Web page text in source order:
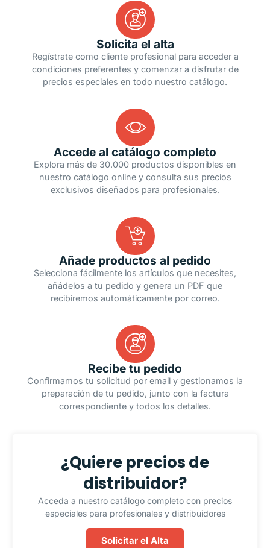
Solicita el alta
Regístrate como cliente profesional para acceder a
condiciones preferentes y comenzar a disfrutar de
precios especiales en todo nuestro catálogo.
Accede al catálogo completo
Explora más de 30.000 productos disponibles en
nuestro catálogo online y consulta sus precios
exclusivos diseñados para profesionales.
Añade productos al pedido
Selecciona fácilmente los artículos que necesites,
añádelos a tu pedido y genera un PDF que
recibiremos automáticamente por correo.
Recibe tu pedido
Confirmamos tu solicitud por email y gestionamos la
preparación de tu pedido, junto con la factura
correspondiente y todos los detalles.
¿Quiere precios de
distribuidor?
Acceda a nuestro catálogo completo con precios
especiales para profesionales y distribuidores
Solicitar el Alta